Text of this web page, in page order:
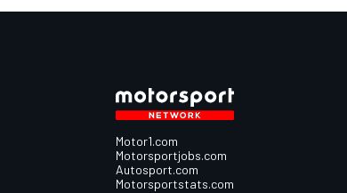
Motor1.com
Motorsportjobs.com
Autosport.com
Motorsportstats.com